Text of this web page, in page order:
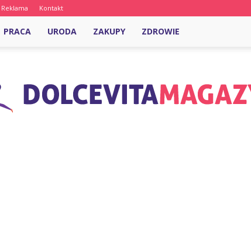
Reklama Kontakt
PRACA URODA ZAKUPY ZDROWIE